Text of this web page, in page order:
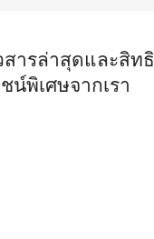
สารล่าสุดและสิทธิ
น์พิเศษจากเรา